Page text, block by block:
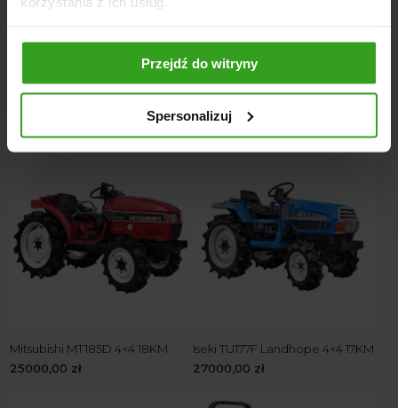
Przejdź do witryny
Spersonalizuj
Kubota Bulltra B1-15D 4×4 –
Yanmar Ke-50 4×4 – 15KM
24000,00
Mitsubishi MT185D 4×4 18KM
25000,00 zł
Iseki TU177F Landhope 4×4 17KM
27000,00 zł